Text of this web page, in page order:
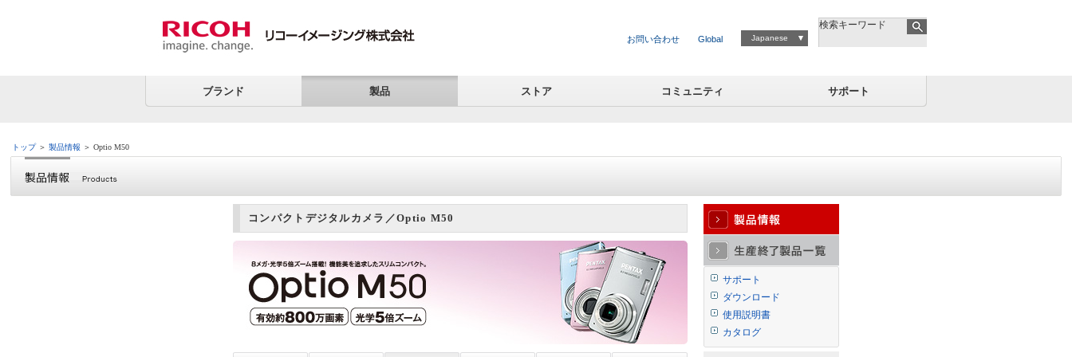
お問い合わせ Global Japanese
検索キーワード
ブランド 製品 ストア コミュニティ サポート
トップ＞ 製品情報 ＞ Optio M50
コンパクトデジタルカメラ／Optio M50
サポート
ダウンロード
使用説明書
カタログ